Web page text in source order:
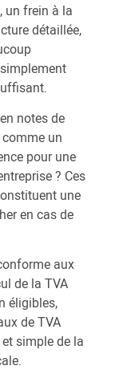
un frein à la
détaillée,
notes de
un
pour une
? Ces
une
en cas de
aux
de la TVA
éligibles,
de TVA
simple de la